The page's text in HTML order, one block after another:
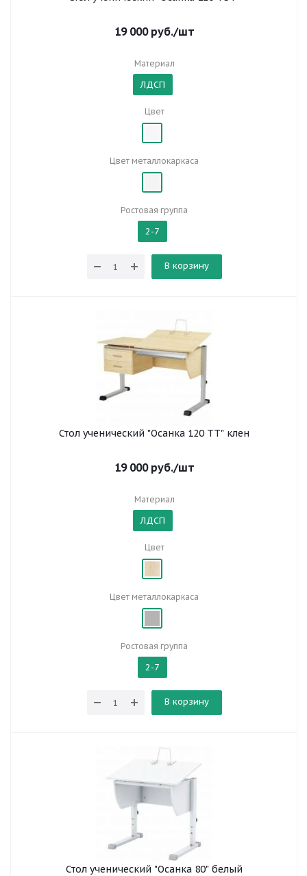
19 000руб./шт
Материал
ЛДСП
Цвет
Цвет металлокаркаса
Ростовая группа
2-7
В корзину
Стол ученический "Осанка 120 ТТ" клен
19 000руб./шт
Материал
ЛДСП
Цвет
Цвет металлокаркаса
Ростовая группа
2-7
В корзину
Стол ученический "Осанка 80" белый